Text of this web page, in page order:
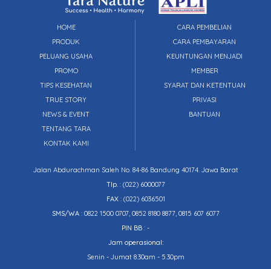
HOME
PRODUK
PELUANG USAHA
PROMO
TIPS KESEHATAN
TRUE STORY
NEWS & EVENT
TENTANG TARA
KONTAK KAMI
CARA PEMBELIAN
CARA PEMBAYARAN
KEUNTUNGAN MENJADI
MEMBER
SYARAT DAN KETENTUAN
PRIVASI
BANTUAN
Jalan Abdurachman Saleh No. 84-86 Bandung 40174. Jawa Barat
Tlp.: (022) 6000077
FAX: (022) 6036501
SMS/WA: 0822 1500 0707, 0852 8180 8877, 0815 607 6077
PIN BB : -
Jam operasional:
Senin - Jumat 8.30am - 5.30pm